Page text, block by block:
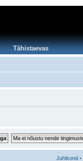
Tähistaevas
Juhtkond •